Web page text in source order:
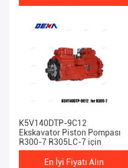
K5V140DTP-9C12
Ekskavator Piston Pompası
R300-7 R305LC-7 için
En İyi Fiyatı Alın